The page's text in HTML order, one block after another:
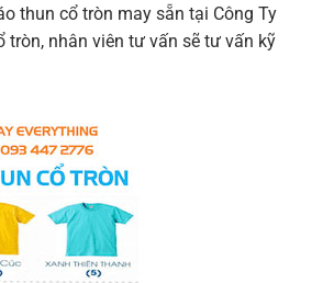
thun cổ tròn may sẵn tại Công Ty
nhân viên tư vấn sẽ tư vấn kỹ